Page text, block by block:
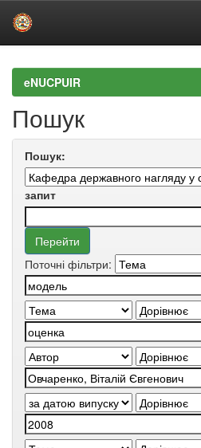
navigationeNUCPUIR
Пошук
Пошук:
запит
Поточні фільтри: